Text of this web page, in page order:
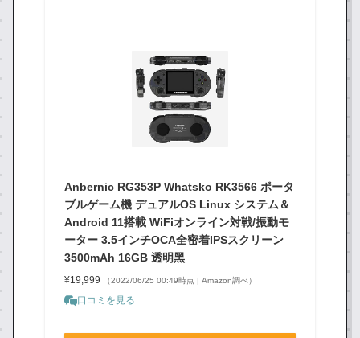
Anbernic RG353P Whatsko RK3566 ポータ
ブルゲーム機 デュアルOS Linux システム＆
Android 11搭載 WiFiオンライン対戦/振動モ
ーター 3.5インチOCA全密着IPSスクリーン
3500mAh 16GB 透明黑
¥19,999 （2022/06/25 00:49時点 | Amazon調べ）
口コミを見る